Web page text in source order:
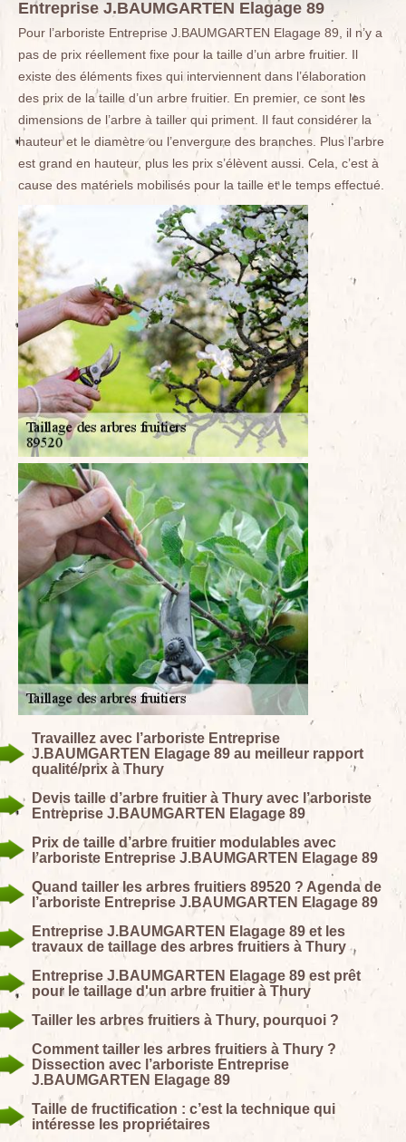
Entreprise J.BAUMGARTEN Elagage 89
Pour l’arboriste Entreprise J.BAUMGARTEN Elagage 89, il n’y a
pas de prix réellement fixe pour la taille d’un arbre fruitier. Il
existe des éléments fixes qui interviennent dans l’élaboration
des prix de la taille d’un arbre fruitier. En premier, ce sont les
dimensions de l’arbre à tailler qui priment. Il faut considérer la
hauteur et le diamètre ou l’envergure des branches. Plus l’arbre
est grand en hauteur, plus les prix s’élèvent aussi. Cela, c’est à
cause des matériels mobilisés pour la taille et le temps effectué.
Travaillez avec l’arboriste Entreprise
J.BAUMGARTEN Elagage 89 au meilleur rapport
qualité/prix à Thury
Devis taille d’arbre fruitier à Thury avec l’arboriste
Entreprise J.BAUMGARTEN Elagage 89
Prix de taille d’arbre fruitier modulables avec
l’arboriste Entreprise J.BAUMGARTEN Elagage 89
Quand tailler les arbres fruitiers 89520 ? Agenda de
l’arboriste Entreprise J.BAUMGARTEN Elagage 89
Entreprise J.BAUMGARTEN Elagage 89 et les
travaux de taillage des arbres fruitiers à Thury
Entreprise J.BAUMGARTEN Elagage 89 est prêt
pour le taillage d'un arbre fruitier à Thury
Tailler les arbres fruitiers à Thury, pourquoi ?
Comment tailler les arbres fruitiers à Thury ?
Dissection avec l’arboriste Entreprise
J.BAUMGARTEN Elagage 89
Taille de fructification : c’est la technique qui
intéresse les propriétaires